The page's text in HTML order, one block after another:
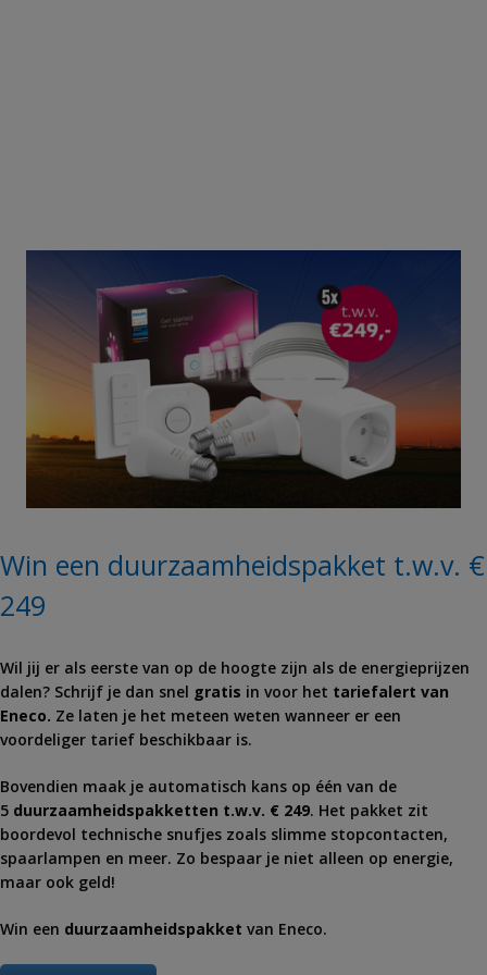
Win een duurzaamheidspakket t.w.v. €
249
Wil jij er als eerste van op de hoogte zijn als de energieprijzen
dalen? Schrijf je dan snel gratis in voor het tariefalert van
Eneco. Ze laten je het meteen weten wanneer er een
voordeliger tarief beschikbaar is.
Bovendien maak je automatisch kans op één van de
5 duurzaamheidspakketten t.w.v. € 249. Het pakket zit
boordevol technische snufjes zoals slimme stopcontacten,
spaarlampen en meer. Zo bespaar je niet alleen op energie,
maar ook geld!
Win een duurzaamheidspakket van Eneco.